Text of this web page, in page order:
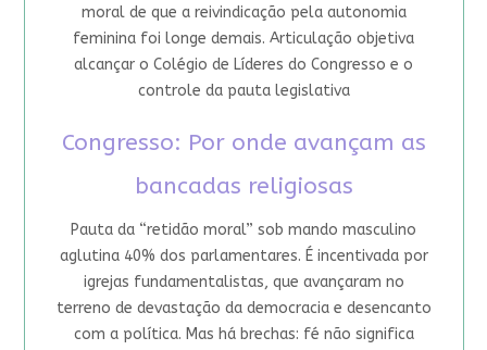
moral de que a reivindicação pela autonomia
feminina foi longe demais. Articulação objetiva
alcançar o Colégio de Líderes do Congresso e o
controle da pauta legislativa
Congresso: Por onde avançam as
bancadas religiosas
Pauta da “retidão moral” sob mando masculino
aglutina 40% dos parlamentares. É incentivada por
igrejas fundamentalistas, que avançaram no
terreno de devastação da democracia e desencanto
com a política. Mas há brechas: fé não significa